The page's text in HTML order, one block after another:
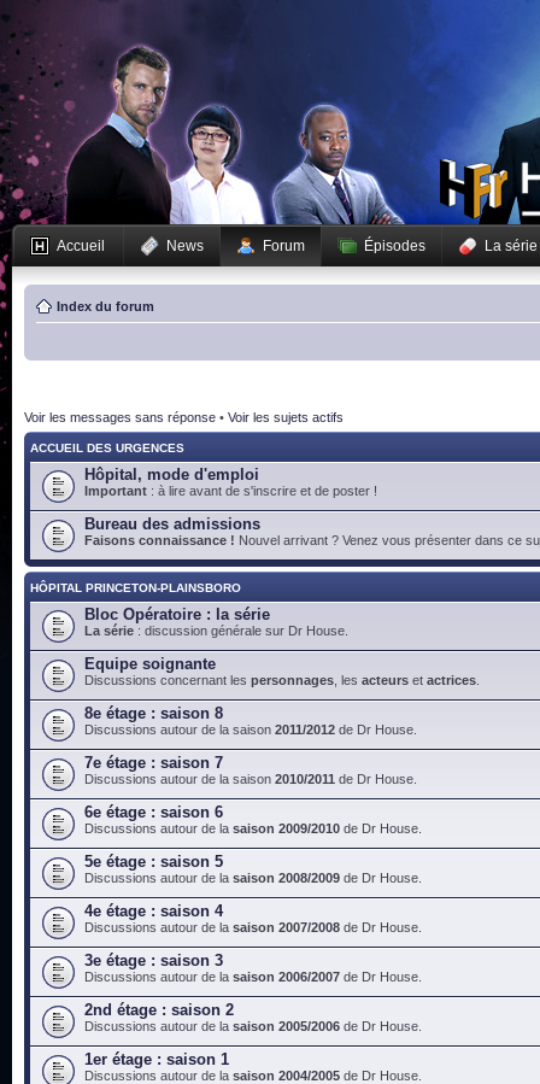
Accueil News Forum Épisodes La série
Index du forum
Voir les messages sans réponse • Voir les sujets actifs
ACCUEIL DES URGENCES
Hôpital, mode d'emploi
Important : à lire avant de s'inscrire et de poster !
Bureau des admissions
Faisons connaissance ! Nouvel arrivant ? Venez vous présenter dans ce
HÔPITAL PRINCETON-PLAINSBORO
Bloc Opératoire : la série
La série : discussion générale sur Dr House.
Equipe soignante
Discussions concernant les personnages , les acteurs et actrices
8e étage : saison 8
Discussions autour de la saison 2011/2012 de Dr House.
7e étage : saison 7
Discussions autour de la saison 2010/2011 de Dr House.
6e étage : saison 6
Discussions autour de la saison 2009/2010 de Dr House.
5e étage : saison 5
Discussions autour de la saison 2008/2009 de Dr House.
4e étage : saison 4
Discussions autour de la saison 2007/2008 de Dr House.
3e étage : saison 3
Discussions autour de la saison 2006/2007 de Dr House.
2nd étage : saison 2
Discussions autour de la saison 2005/2006 de Dr House.
1er étage : saison 1
Discussions autour de la saison 2004/2005 de Dr House.